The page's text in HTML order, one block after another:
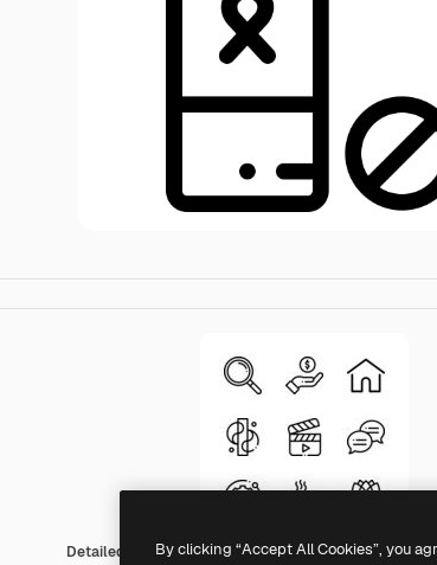
Detailed Rounded LinealBy clicking “Accept All Cookies”, you